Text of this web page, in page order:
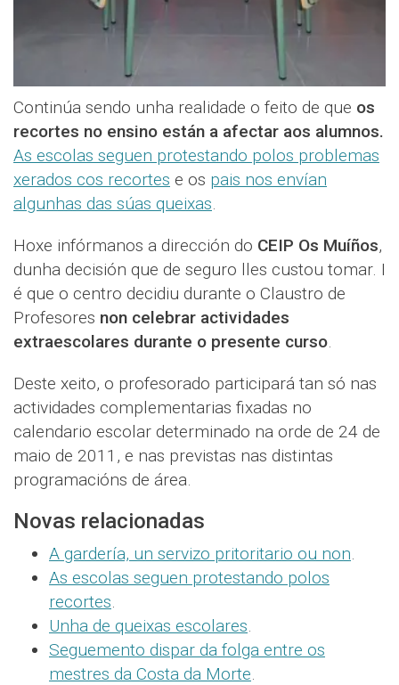
Continúa sendo unha realidade o feito de que os
recortes no ensino están a afectar aos alumnos.
As escolas seguen protestando polos problemas
xerados cos recortes e os pais nos envían
algunhas das súas queixas.
Hoxe infórmanos a dirección do CEIP Os Muíños,
dunha decisión que de seguro lles custou tomar. I
é que o centro decidiu durante o Claustro de
Profesores non celebrar actividades
extraescolares durante o presente curso.
Deste xeito, o profesorado participará tan só nas
actividades complementarias fixadas no
calendario escolar determinado na orde de 24 de
maio de 2011, e nas previstas nas distintas
programacións de área.
Novas relacionadas
A gardería, un servizo pritoritario ou non.
As escolas seguen protestando polos
recortes.
Unha de queixas escolares.
Seguemento dispar da folga entre os
mestres da Costa da Morte.